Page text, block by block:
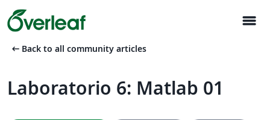
menu
arrow_left_alt Back to all community articles
Laboratorio 6: Matlab 01